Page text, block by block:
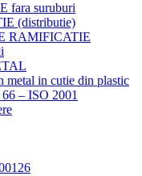
fara suruburi
(distributie)
RAMIFICATIE
in cutie din plastic
– ISO 2001